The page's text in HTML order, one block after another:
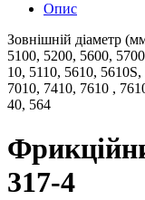
Опис
Зовнішній діаметр
5100, 5200, 5600,
10, 5110, 5610,
7010, 7410, 7610 ,
40, 564
317-4